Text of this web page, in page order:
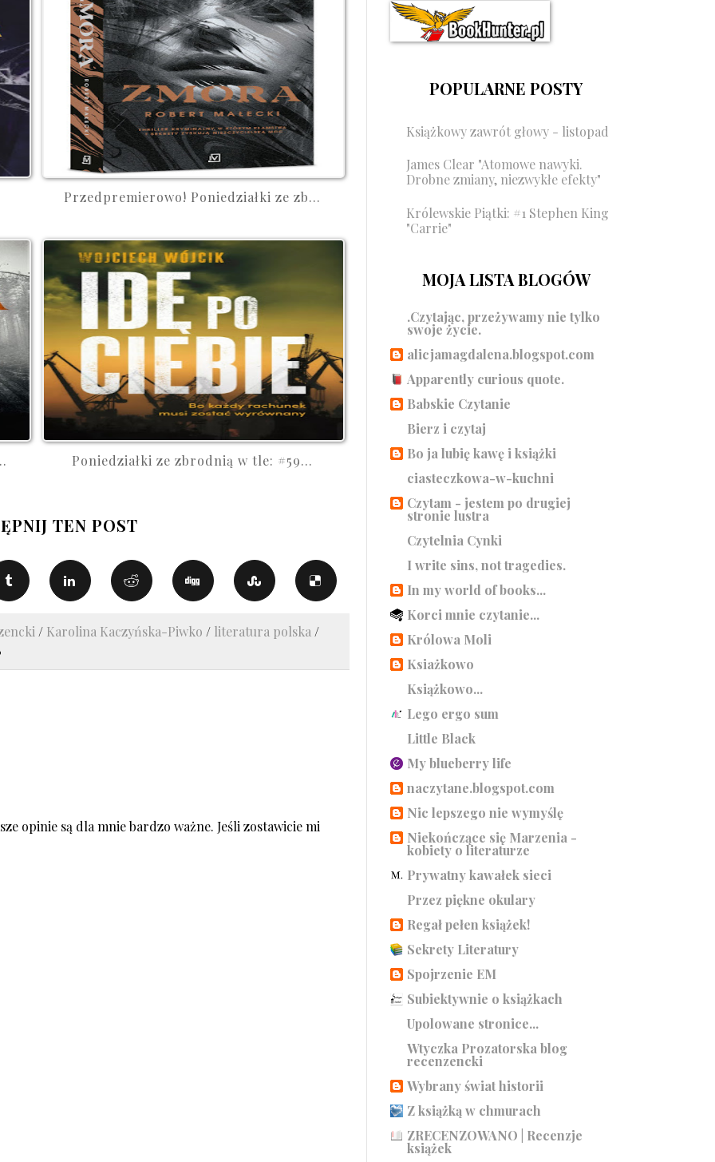
Przedpremierowo! Poniedziałki ze zb...
Poniedziałki ze zbrodnią w tle: #59...
TEN POST
/ Karolina Kaczyńska-Piwko / literatura polska /
opinie są dla mnie bardzo ważne. Jeśli zostawicie mi
POPULARNE POSTY
Książkowy zawrót głowy - listopad
James Clear "Atomowe nawyki.
Drobne zmiany, niezwykłe efekty"
Królewskie Piątki: #1 Stephen King
"Carrie"
MOJA LISTA BLOGÓW
.Czytając, przeżywamy nie tylko
swoje życie.
alicjamagdalena.blogspot.com
Apparently curious quote.
Babskie Czytanie
Bierz i czytaj
Bo ja lubię kawę i książki
ciasteczkowa-w-kuchni
Czytam - jestem po drugiej
stronie lustra
Czytelnia Cynki
I write sins, not tragedies.
In my world of books...
Korci mnie czytanie...
Królowa Moli
Ksiażkowo
Książkowo...
Lego ergo sum
Little Black
My blueberry life
naczytane.blogspot.com
Nic lepszego nie wymyślę
Niekończące się Marzenia -
kobiety o literaturze
Prywatny kawałek sieci
Przez piękne okulary
Regał pełen książek!
Sekrety Literatury
Spojrzenie EM
Subiektywnie o książkach
Upolowane stronice...
Wtyczka Prozatorska blog
recenzencki
Wybrany świat historii
Z książką w chmurach
ZRECENZOWANO | Recenzje
książek